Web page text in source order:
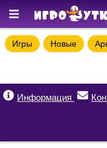
Игры Новые
Информация